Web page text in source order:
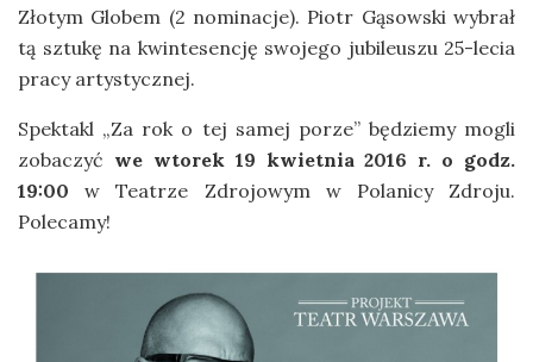
Złotym Globem (2 nominacje). Piotr Gąsowski wybrał
tą sztukę na kwintesencję swojego jubileuszu 25-lecia
pracy artystycznej.
Spektakl „Za rok o tej samej porze” będziemy mogli
zobaczyć we wtorek 19 kwietnia 2016 r. o godz.
19:00 w Teatrze Zdrojowym w Polanicy Zdroju.
Polecamy!